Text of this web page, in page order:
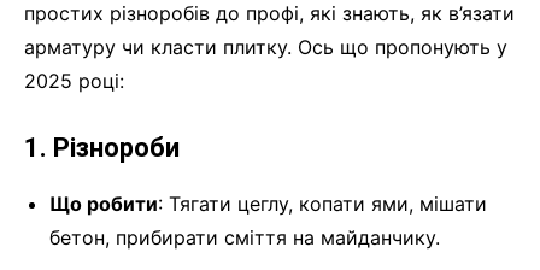
простих різноробів до профі, які знають, як в’язати
арматуру чи класти плитку. Ось що пропонують у
2025 році:
1. Різнороби
Що робити: Тягати цеглу, копати ями, мішати
бетон, прибирати сміття на майданчику.